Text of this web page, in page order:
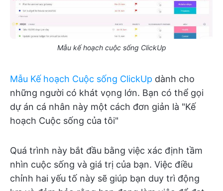
Mẫu kế hoạch cuộc sống ClickUp
Mẫu Kế hoạch Cuộc sống ClickUp dành cho
những người có khát vọng lớn. Bạn có thể gọi
dự án cá nhân này một cách đơn giản là "Kế
hoạch Cuộc sống của tôi"
Quá trình này bắt đầu bằng việc xác định tầm
nhìn cuộc sống và giá trị của bạn. Việc điều
chỉnh hai yếu tố này sẽ giúp bạn duy trì động